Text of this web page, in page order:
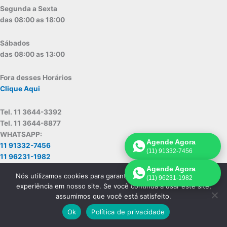
Segunda a Sexta
das 08:00 as 18:00
Sábados
das 08:00 as 13:00
Fora desses Horários
Clique Aqui
Tel. 11 3644-3392
Tel. 11 3644-8877
WHATSAPP:
11 91332-7456
11 96231-1982
Serviços
Assistência Electrolux Mandaqui
Assistência Electrolux Tremembé
Assistência Electrolux Jaçanã
Agende Agora
(11) 91332-7456
Agende Agora
(11) 96231-1982
Nós utilizamos cookies para garantir que você tenha a melhor
experiência em nosso site. Se você continua a usar este site,
assumimos que você está satisfeito.
Ok
Política de privacidade